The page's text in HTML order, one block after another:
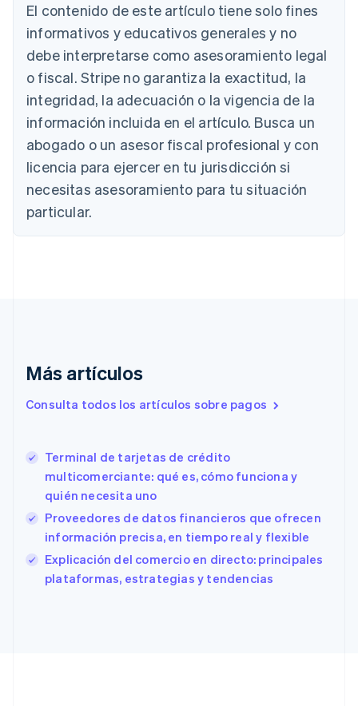
El contenido de este artículo tiene solo fines
informativos y educativos generales y no
debe interpretarse como asesoramiento legal
o fiscal. Stripe no garantiza la exactitud, la
integridad, la adecuación o la vigencia de la
información incluida en el artículo. Busca un
abogado o un asesor fiscal profesional y con
licencia para ejercer en tu jurisdicción si
necesitas asesoramiento para tu situación
particular.
Más artículos
Consulta todos los artículos sobre pagos
Terminal de tarjetas de crédito
multicomerciante: qué es, cómo funciona y
quién necesita uno
Proveedores de datos financieros que ofrecen
información precisa, en tiempo real y flexible
Explicación del comercio en directo: principales
plataformas, estrategias y tendencias
Alemania
DeutschEnglish
Australia
Austria
DeutschEnglish
Bélgica
Nederlands FrançaisDeutsch English
Brasil
Português English
Bulgaria
English
Canadá
China continental
Emiratos Árabes Unidos
Eslovaquia
EnglishItaliano
España
Estados Unidos
EnglishEspañol简体中文
Estonia
Finlandia
English Svenska